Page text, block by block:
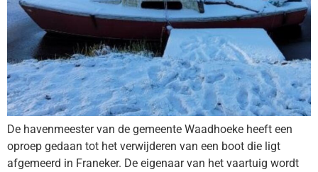
De havenmeester van de gemeente Waadhoeke heeft een
oproep gedaan tot het verwijderen van een boot die ligt
afgemeerd in Franeker. De eigenaar van het vaartuig wordt